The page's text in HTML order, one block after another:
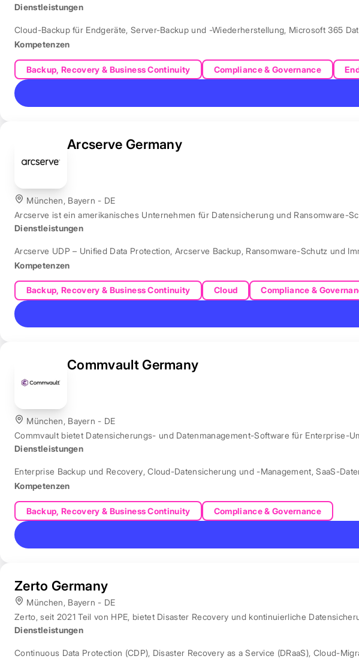
Dienstleistungen
Cloud-Backup für Endgeräte, Server-Backup und -Wiederherstellung, Microsoft 365
Kompetenzen
Backup, Recovery & Business Continuity Compliance & Governance
Arcserve Germany
München, Bayern - DE
Arcserve ist ein amerikanisches Unternehmen für Datensicherung und Ransomware-
Dienstleistungen
Arcserve UDP – Unified Data Protection, Arcserve Backup, Ransomware-Schutz und
Kompetenzen
Backup, Recovery & Business Continuity Cloud Compliance &
Commvault Germany
München, Bayern - DE
Commvault bietet Datensicherungs- und Datenmanagement-Software für Enterprise-
Dienstleistungen
Enterprise Backup und Recovery,Cloud-Datensicherung und -Management,SaaS-
Kompetenzen
Backup, Recovery & Business Continuity Compliance & Governance
Zerto Germany
München, Bayern - DE
Zerto, seit 2021 Teil von HPE, bietet Disaster Recovery und kontinuierliche
Dienstleistungen
Continuous Data Protection (CDP), Disaster Recovery as a Service (DRaaS), Cloud-